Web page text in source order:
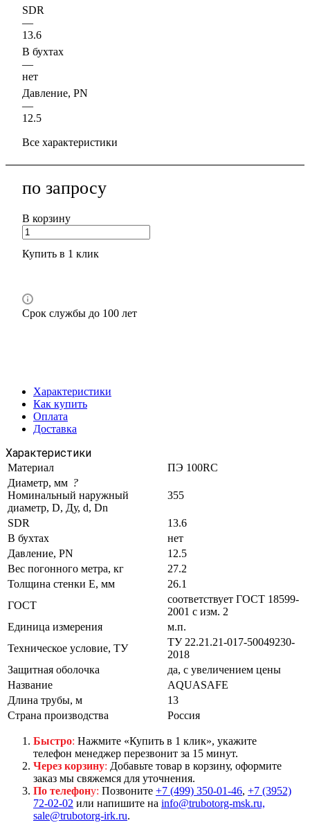
SDR
—
13.6
В бухтах
—
нет
Давление, PN
—
12.5
Все характеристики
по запросу
В корзину
Купить в 1 клик
Срок службы до 100 лет
Характеристики
Как купить
Оплата
Доставка
Характеристики
Материал
ПЭ 100RC
Диаметр, мм ?
Номинальный наружный
диаметр, D, Ду, d, Dn
355
SDR
13.6
В бухтах
нет
Давление, PN
12.5
Вес погонного метра, кг
27.2
Толщина стенки E, мм
26.1
ГОСТ
соответствует ГОСТ 18599-
2001 с изм. 2
Единица измерения
м.п.
Техническое условие, ТУ
ТУ 22.21.21-017-50049230-
2018
Защитная оболочка
да, с увеличением цены
Название
AQUASAFE
Длина трубы, м
13
Страна производства
Россия
Быстро: Нажмите «Купить в 1 клик», укажите
телефон менеджер перезвонит за 15 минут.
Через корзину: Добавьте товар в корзину, оформите
заказ мы свяжемся для уточнения.
По телефону: Позвоните +7 (499) 350-01-46, +7 (3952)
72-02-02 или напишите на info@trubotorg-msk.ru,
sale@trubotorg-irk.ru.